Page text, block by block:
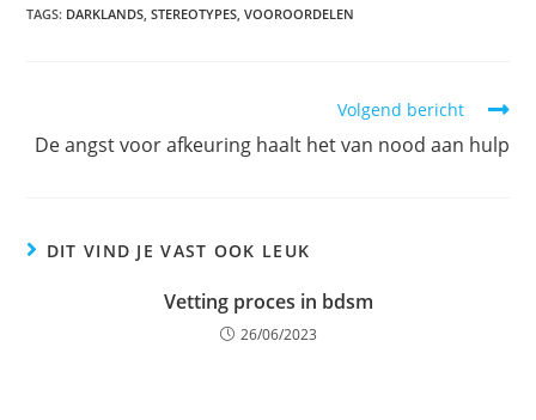
TAGS: DARKLANDS STEREOTYPES VOOROORDELEN
Volgend bericht
De angst voor afkeuring haalt het van nood aan hulp
DIT VIND JE VAST OOK LEUK
Vetting proces in bdsm
26/06/2023